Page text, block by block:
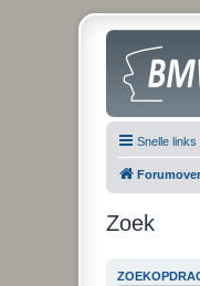
Snelle links
Zoek